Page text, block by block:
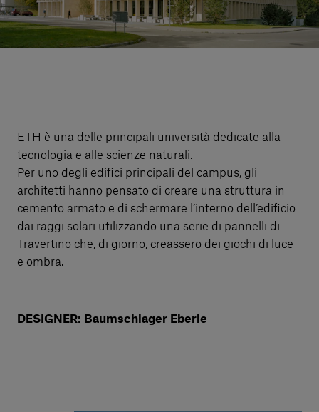
Accedi
ETH è una delle principali università dedicate alla
tecnologia e alle scienze naturali.
Per uno degli edifici principali del campus, gli
architetti hanno pensato di creare una struttura in
cemento armato e di schermare l’interno dell’edificio
dai raggi solari utilizzando una serie di pannelli di
Travertino che, di giorno, creassero dei giochi di luce
e ombra.
DESIGNER: Baumschlager Eberle